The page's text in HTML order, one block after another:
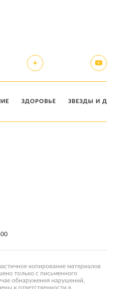
ЗДОРОВЬЕ ЗВЕЗДЫ И
копирование материалов
только с письменного
обнаружения нарушений,
к ответственности в